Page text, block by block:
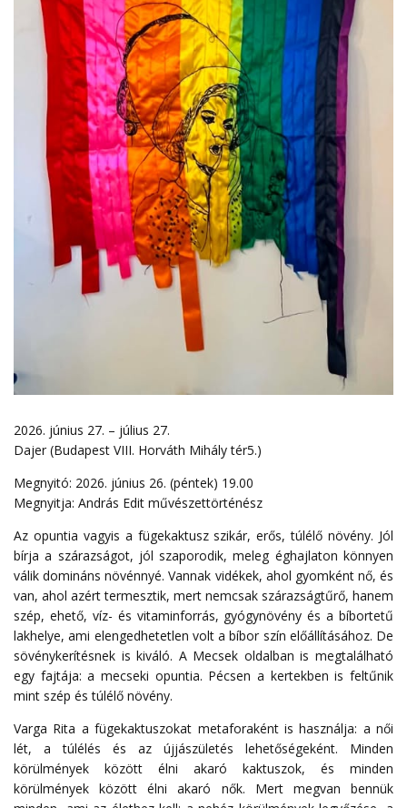
2026. június 27. – július 27.
Dajer (Budapest VIII. Horváth Mihály tér5.)
Megnyitó: 2026. június 26. (péntek) 19.00
Megnyitja: András Edit művészettörténész
Az opuntia vagyis a fügekaktusz szikár, erős, túlélő növény. Jól
bírja a szárazságot, jól szaporodik, meleg éghajlaton könnyen
válik domináns növénnyé. Vannak vidékek, ahol gyomként nő, és
van, ahol azért termesztik, mert nemcsak szárazságtűrő, hanem
szép, ehető, víz- és vitaminforrás, gyógynövény és a bíbortetű
lakhelye, ami elengedhetetlen volt a bíbor szín előállításához. De
sövénykerítésnek is kiváló. A Mecsek oldalban is megtalálható
egy fajtája: a mecseki opuntia. Pécsen a kertekben is feltűnik
mint szép és túlélő növény.
Varga Rita a fügekaktuszokat metaforaként is használja: a női
lét, a túlélés és az újjászületés lehetőségeként. Minden
körülmények között élni akaró kaktuszok, és minden
körülmények között élni akaró nők. Mert megvan bennük